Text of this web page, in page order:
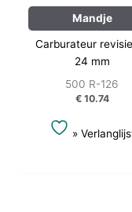
Mandje
Carburateur
24 mm
500 R-126
€10.74
»